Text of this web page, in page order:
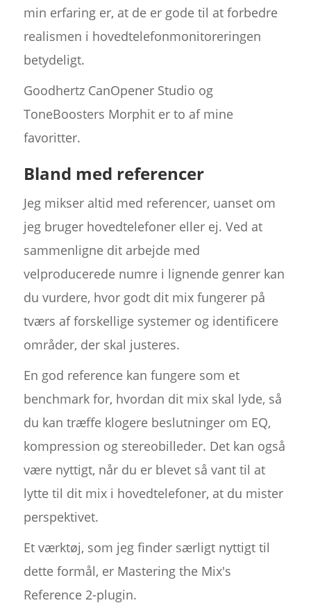
min erfaring er, at de er gode til at forbedre
realismen i hovedtelefonmonitoreringen
betydeligt.
Goodhertz CanOpener Studio og
ToneBoosters Morphit er to af mine
favoritter.
Bland med referencer
Jeg mikser altid med referencer, uanset om
jeg bruger hovedtelefoner eller ej. Ved at
sammenligne dit arbejde med
velproducerede numre i lignende genrer kan
du vurdere, hvor godt dit mix fungerer på
tværs af forskellige systemer og identificere
områder, der skal justeres.
En god reference kan fungere som et
benchmark for, hvordan dit mix skal lyde, så
du kan træffe klogere beslutninger om EQ,
kompression og stereobilleder. Det kan også
være nyttigt, når du er blevet så vant til at
lytte til dit mix i hovedtelefoner, at du mister
perspektivet.
Et værktøj, som jeg finder særligt nyttigt til
dette formål, er Mastering the Mix's
Reference 2-plugin.